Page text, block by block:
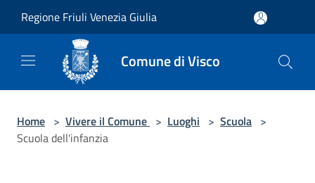
Regione Friuli Venezia Giulia
Comune di Visco
Home > Vivere il Comune > Luoghi > Scuola >
Scuola dell'infanzia